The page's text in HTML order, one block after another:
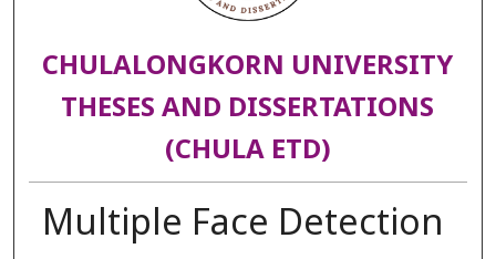
CHULALONGKORN UNIVERSITY
THESES AND DISSERTATIONS
(CHULA ETD)
Multiple Face Detection